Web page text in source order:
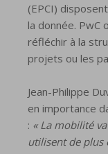
(EPCI)
la donnée. PwC
réfléchir à la
projets ou les
Jean-Philippe
en importance
: « La mobilité
utilisent de plus